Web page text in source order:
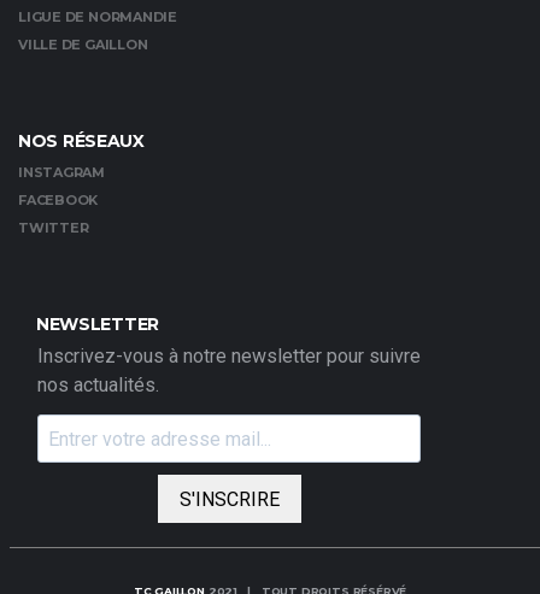
LIGUE DE NORMANDIE
VILLE DE GAILLON
NOS RÉSEAUX
INSTAGRAM
FACEBOOK
TWITTER
NEWSLETTER
Inscrivez-vous à notre newsletter pour suivre
nos actualités.
S'INSCRIRE